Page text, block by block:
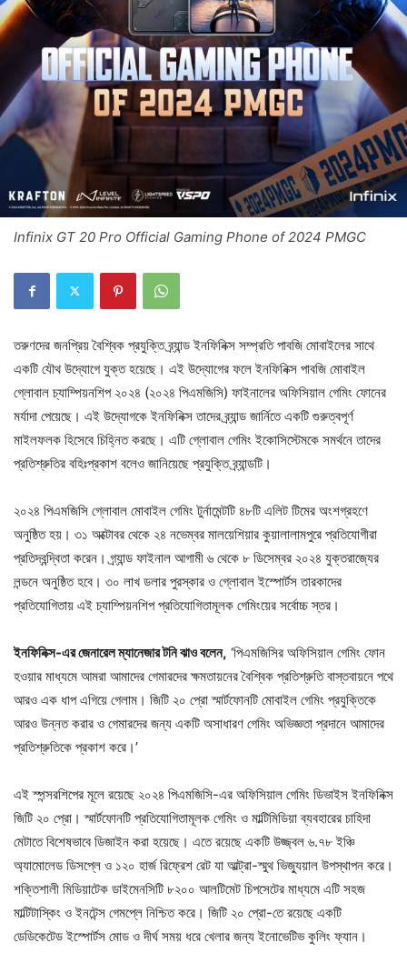
Infinix GT 20 Pro Official Gaming Phone of 2024 PMGC
তরুণদের জনপ্রিয় বৈশ্বিক প্রযুক্তি ব্র্যান্ড ইনফিনিক্স সম্প্রতি পাবজি মোবাইলের সাথে
একটি যৌথ উদ্যোগে যুক্ত হয়েছে। এই উদ্যোগের ফলে ইনফিনিক্স পাবজি মোবাইল
গ্লোবাল চ্যাম্পিয়নশিপ ২০২৪ (২০২৪ পিএমজিসি) ফাইনালের অফিসিয়াল গেমিং ফোনের
মর্যাদা পেয়েছে। এই উদ্যোগকে ইনফিনিক্স তাদের ব্র্যান্ড জার্নিতে একটি গুরুত্বপূর্ণ
মাইলফলক হিসেবে চিহ্নিত করছে। এটি গ্লোবাল গেমিং ইকোসিস্টেমকে সমর্থনে তাদের
প্রতিশ্রুতির বহিঃপ্রকাশ বলেও জানিয়েছে প্রযুক্তি ব্র্যান্ডটি।
২০২৪ পিএমজিসি গ্লোবাল মোবাইল গেমিং টুর্নামেন্টটি ৪৮টি এলিট টিমের অংশগ্রহণে
অনুষ্ঠিত হয়। ৩১ অক্টোবর থেকে ২৪ নভেম্বর মালয়েশিয়ার কুয়ালালামপুরে প্রতিযোগীরা
প্রতিদ্বন্দ্বিতা করেন। গ্র্যান্ড ফাইনাল আগামী ৬ থেকে ৮ ডিসেম্বর ২০২৪ যুক্তরাজ্যের
লন্ডনে অনুষ্ঠিত হবে। ৩০ লাখ ডলার পুরস্কার ও গ্লোবাল ইস্পোর্টস তারকাদের
প্রতিযোগিতায় এই চ্যাম্পিয়নশিপ প্রতিযোগিতামূলক গেমিংয়ের সর্বোচ্চ স্তর।
ইনফিনিক্স-এরজেনারেলম্যানেজারটনিঝাও বলেন, ‘পিএমজিসির অফিসিয়াল গেমিং ফোন
হওয়ার মাধ্যমে আমরা আমাদের গেমারদের ক্ষমতায়নের বৈশ্বিক প্রতিশ্রুতি বাস্তবায়নে পথে
আরও এক ধাপ এগিয়ে গেলাম। জিটি ২০ প্রো স্মার্টফোনটি মোবাইল গেমিং প্রযুক্তিকে
আরও উন্নত করার ও গেমারদের জন্য একটি অসাধারণ গেমিং অভিজ্ঞতা প্রদানে আমাদের
প্রতিশ্রুতিকে প্রকাশ করে।’
এই স্পন্সরশিপের মূলে রয়েছে ২০২৪ পিএমজিসি-এর অফিসিয়াল গেমিং ডিভাইস ইনফিনিক্স
জিটি ২০ প্রো। স্মার্টফোনটি প্রতিযোগিতামূলক গেমিং ও মাল্টিমিডিয়া ব্যবহারের চাহিদা
মেটাতে বিশেষভাবে ডিজাইন করা হয়েছে। এতে রয়েছে একটি উজ্জ্বল ৬.৭৮ ইঞ্চি
অ্যামোলেড ডিসপ্লে ও ১২০ হার্জ রিফ্রেশ রেট যা আল্ট্রা-স্মুথ ভিজ্যুয়াল উপস্থাপন করে।
শক্তিশালী মিডিয়াটেক ডাইমেনসিটি ৮২০০ আলটিমেট চিপসেটের মাধ্যমে এটি সহজ
মাল্টিটাস্কিং ও ইনটেন্স গেমপ্লে নিশ্চিত করে। জিটি ২০ প্রো-তে রয়েছে একটি
ডেডিকেটেড ইস্পোর্টস মোড ও দীর্ঘ সময় ধরে খেলার জন্য ইনোভেটিভ কুলিং ফ্যান।